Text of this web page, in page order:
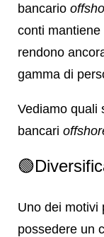
bancario
conti
rendono
gamma di
Vediamo quali
bancari
Uno dei motivi
possedere un